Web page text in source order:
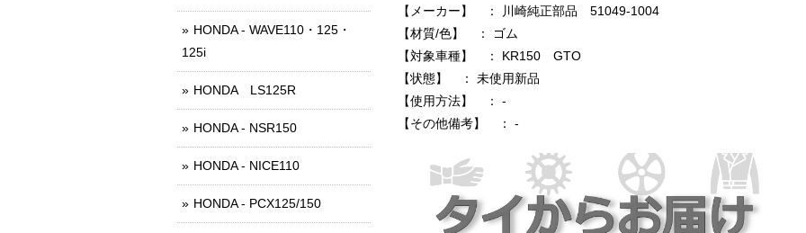
【メーカー】 ： 川崎純正部品 51049-1004
【材質/色】 ： ゴム
【対象車種】 ： KR150 GTO
【状態】 ： 未使用新品
【使用方法】 ： -
【その他備考】 ： -
HONDA - WAVE110・125・
125i
HONDA LS125R
HONDA - NSR150
HONDA - NICE110
HONDA - PCX125/150